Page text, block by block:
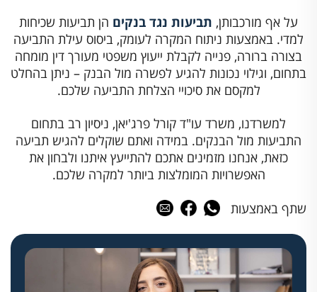
על אף מורכבותן, תביעות נגד בנקים הן תביעות שכיחות
למדי. באמצעות ניתוח המקרה לעומק, ביסוס עילת התביעה
בצורה ברורה, פנייה לקבלת ייעוץ משפטי מעורך דין מומחה
בתחום, וגילוי נכונות להגיע לפשרה מול הבנק – ניתן בהחלט
למקסם את סיכויי הצלחת התביעה שלכם.
למשרדנו, משרד עו"ד קורל פרג'יאן, ניסיון רב בתחום
התביעות מול הבנקים. במידה ואתם שוקלים להגיש תביעה
כזאת, אנחנו מזמינים אתכם להתייעץ איתנו ולבחון את
האפשרויות המומלצות ביותר למקרה שלכם.
שתף באמצעות